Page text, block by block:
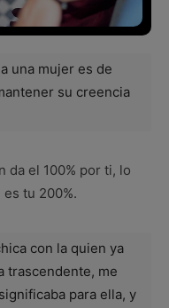
una mujer es de
su creencia
da el 100% por ti, lo
tu 200%.
con la quien ya
trascendente, me
para ella, y